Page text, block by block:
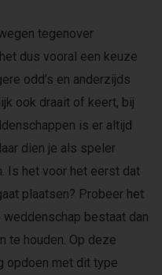
tegenover
dus vooral een keuze
odd’s en anderzijds
ook draait of keert, bij
is er altijd
dien je als speler
Is het voor het eerst dat
plaatsen? Probeer het
bestaat dan
te houden. Op deze
opdoen met dit type